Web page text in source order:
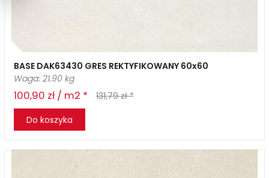
BASE DAK63430 GRES REKTYFIKOWANY 60x60
Waga: 21.90 kg
100,90 zł / m2 *
131,79 zł *
Do koszyka